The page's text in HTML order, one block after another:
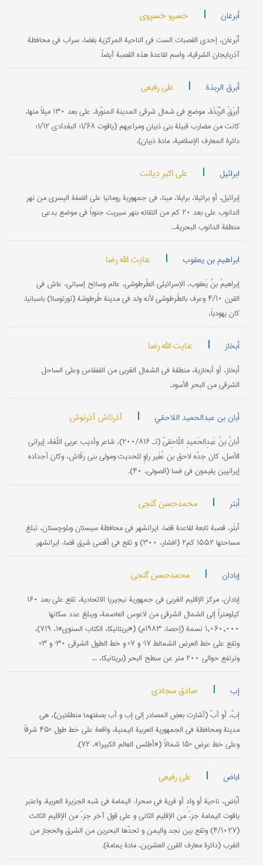
أبرغان | خسرو خسروی
أَبَرغان، إحدی القصبات الست في الناحیة المرکزیة بقضاء سراب في محافظة
آذربایجان الشرقیة، واسم لقاعدة هذه القصبة أیضاً.
أبرق الربذة | علی رفیعی
أَبرَقُ الرَّبَذَة، موضع في شمال شرقي المدینة المنوّرة، علی بعد ۱۳۰ میلاً منها،
کانت من مضارب قبیلة بني ذبیان ومراعیهم (یاقوت ۱/۶۸؛ البغدادي ۱/۱۲؛
دائرة المعارف الإسلامیة، مادة ذبیان).
ابرائیل | علی اکبر دیانت
إبرائیل، أو برائیلا، برایلا، میناء في جمهوریة رومانیا علی الضفة الیسری من نهر
الدانوب علی بعد ۲۰ کم من التقائه بنهر سیریت جنوباً في موضع یدعی
منطقة الدانوب البحریة...
ابراهیم بن یعقوب | عنایت الله رضا
إبراهیمُ بنُ یَعقوب، الإسرائیلي الطُرطوشي، عالم وسائح إسباني، عاش في
القرن ۴/۱۰ وعرف بالطُرطوشي لأنه ولد في مدینة طُرطوشة (تورتوسا۱) باسبانیا.
کان یهودیاً،
أبخاز | عنایت الله رضا
أَبخاز، أو أبخازیة، منطقة في الشمال الغربي من القفقاس وعلی الساحل
الشرقي من البحر الأسود.
أبان بن عبدالحمید اللاحقي | آذرتاش آذرنوش
أَبانُ بنُ عَبدِالحَمیدِ اللّاحِقيّ (تـ ۲۰۰/۸۱۶)، شاعر وأدیب عربي اللّغة، إیراني
الأصل، کان جدّه لاحق بن عُفَیر راوٍ للحدیث ومولی بني رَقَاش، وکان أجداده
إیرانیین یقیمون في فسا (الصولي، ۴۰).
أبتر | محمدحسن گنجي
أَبتَر، قصبة تابعة لقاعدة قضاء ایرانشهر في محافظة سیستان وبلوچستان، تبلغ
مساحتها ۱۵۵۲ کم۲ (افشار، ۳۰۰) و تقع في أقصی شرق قضاء ایرانشهر.
إبادان | محمدحسن گنجي
إبادان، مرکز الإقلیم الغربي في جمهوریة نیجیریا الاتحادیة، تقع علی بعد ۱۶۰
کیلومتراً إلی الشمال الشرقي من لاغوس العاصمة، ویبلغ عدد سکانها
۱,۰۶۰,۰۰۰ نسمة (إحصاء ۱۹۸۳م) («بریتانیکا، الکتاب السنوي»۱، ۷۱۹)،
وتقع علی خط العرض الشمالط ۱۷´ و ۷° و خط الطول الشرقي ۳۰´ و ۳°
وترتفع حوالي ۲۰۰ متر عن سطح البحر (بریتانیکا، ...
إب | صادق سجادی
إبّ، أو أبّ (أشارت بعض المصادر إلی إب و أب بصفتهما منطقتین)، هي
مدینة ومحافظة في الجمهوریة العربیة الیمنیة، واقعة علی خط طول °۴۵ شرقاً
وعلی خط عرض °۱۵ شمالاً («أطلس العالم الکبیر۱»، ۷۲).
اباض | علی رفیعی
أبُاض، ناحیة أو وادٍ أو قریة في صحراء الیمامة في شبه الجزیرة العربیة. واعتبر
یاقوت الیمامة جزءً من الإقلیم الثاني و علی قول آخر جزءً من الإقلیم الثالث
(۴/۱۰۲۷) وتقع بین نجد والیمن و تحدّها البحرین من الشرق والحجاز من
الغرب (دائرة معارف القرن العشرین، مادة یمامة).